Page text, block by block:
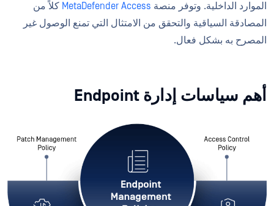
الموارد الداخلية. وتوفر منصة MetaDefender Access كلاً من
المصادقة السياقية والتحقق من الامتثال التي تمنع الوصول غير
المصرح به بشكل فعال.
أهم سياسات إدارة Endpoint